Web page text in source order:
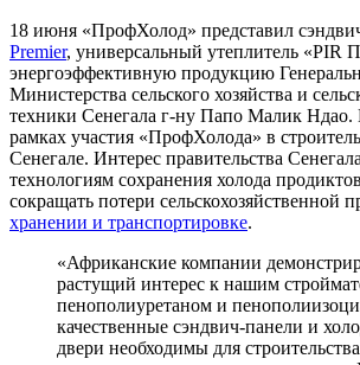
18 июня «ПрофХолод» представил
Premier, универсальный утеплитель «PIR
энергоэффективную продукцию
Министерства сельского хозяйства и
техники Сенегала г-ну Папо Малик Ндао.
рамках участия «ПрофХолода» в
Сенегале. Интерес правительства
технологиям сохранения холода
сокращать потери сельскохозяйственной
хранении и транспортировке.
«Африканские компании
растущий интерес к нашим
пенополиуретаном и
качественные сэндвич-панели и
двери необходимы для